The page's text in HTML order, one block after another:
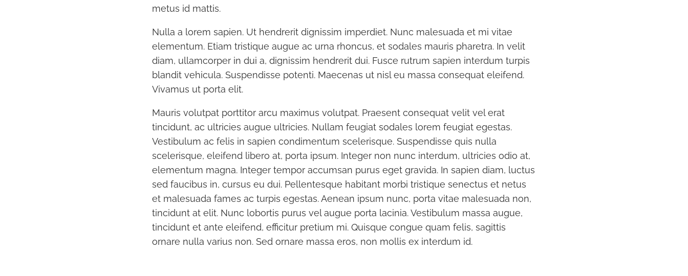
metus id mattis.
Nulla a lorem sapien. Ut hendrerit dignissim imperdiet. Nunc malesuada et mi vitae
elementum. Etiam tristique augue ac urna rhoncus, et sodales mauris pharetra. In velit
diam, ullamcorper in dui a, dignissim hendrerit dui. Fusce rutrum sapien interdum turpis
blandit vehicula. Suspendisse potenti. Maecenas ut nisl eu massa consequat eleifend.
Vivamus ut porta elit.
Mauris volutpat porttitor arcu maximus volutpat. Praesent consequat velit vel erat
tincidunt, ac ultricies augue ultricies. Nullam feugiat sodales lorem feugiat egestas.
Vestibulum ac felis in sapien condimentum scelerisque. Suspendisse quis nulla
scelerisque, eleifend libero at, porta ipsum. Integer non nunc interdum, ultricies odio at,
elementum magna. Integer tempor accumsan purus eget gravida. In sapien diam, luctus
sed faucibus in, cursus eu dui. Pellentesque habitant morbi tristique senectus et netus
et malesuada fames ac turpis egestas. Aenean ipsum nunc, porta vitae malesuada non,
tincidunt at elit. Nunc lobortis purus vel augue porta lacinia. Vestibulum massa augue,
tincidunt et ante eleifend, efficitur pretium mi. Quisque congue quam felis, sagittis
ornare nulla varius non. Sed ornare massa eros, non mollis ex interdum id.